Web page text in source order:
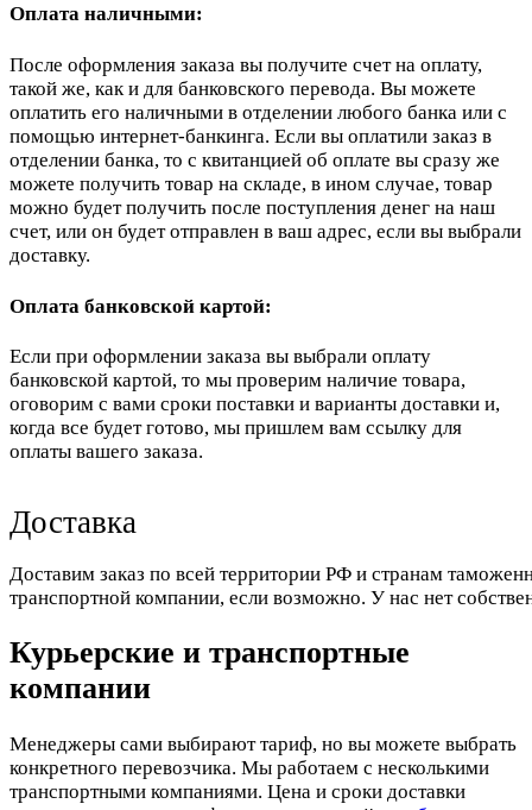
Оплата наличными:
После оформления заказа вы получите счет на оплату,
такой же, как и для банковского перевода. Вы можете
оплатить его наличными в отделении любого банка или с
помощью интернет-банкинга. Если вы оплатили заказ в
отделении банка, то с квитанцией об оплате вы сразу же
можете получить товар на складе, в ином случае, товар
можно будет получить после поступления денег на наш
счет, или он будет отправлен в ваш адрес, если вы выбрали
доставку.
Оплата банковской картой:
Если при оформлении заказа вы выбрали оплату
банковской картой, то мы проверим наличие товара,
оговорим с вами сроки поставки и варианты доставки и,
когда все будет готово, мы пришлем вам ссылку для
оплаты вашего заказа.
Доставка
Доставим заказ по всей территории РФ и странам
транспортной компании, если возможно. У нас нет
Курьерские и транспортные
компании
Менеджеры сами выбирают тариф, но вы можете выбрать
конкретного перевозчика. Мы работаем с несколькими
транспортными компаниями. Цена и сроки доставки